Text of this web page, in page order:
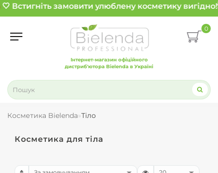
Встигніть замовити улюблену косметику вигідно!
Інтернет-магазин офіційного
дистриб'ютора Bielenda в Україні
0
Косметика Bielenda Тіло
Косметика для тіла